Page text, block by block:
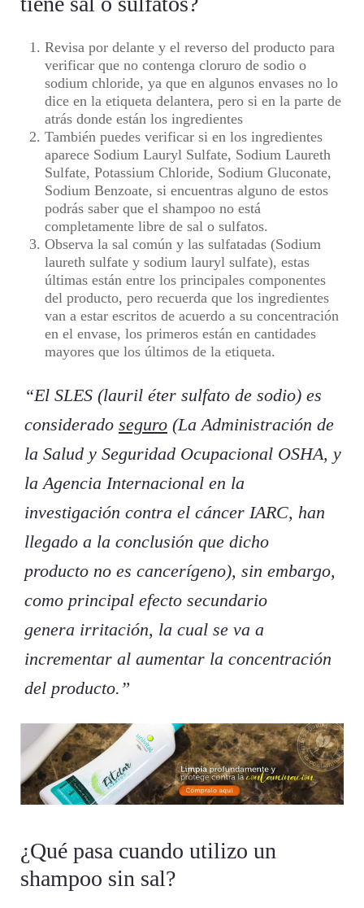
Revisa por delante y el reverso del producto para
verificar que no contenga cloruro de sodio o
sodium chloride, ya que en algunos envases no lo
dice en la etiqueta delantera, pero si en la parte de
atrás donde están los ingredientes
También puedes verificar si en los ingredientes
aparece Sodium Lauryl Sulfate, Sodium Laureth
Sulfate, Potassium Chloride, Sodium Gluconate,
Sodium Benzoate, si encuentras alguno de estos
podrás saber que el shampoo no está
completamente libre de sal o sulfatos.
Observa la sal común y las sulfatadas (Sodium
laureth sulfate y sodium lauryl sulfate), estas
últimas están entre los principales componentes
del producto, pero recuerda que los ingredientes
van a estar escritos de acuerdo a su concentración
en el envase, los primeros están en cantidades
mayores que los últimos de la etiqueta.
“El SLES (lauril éter sulfato de sodio) es
considerado seguro (La Administración de
la Salud y Seguridad Ocupacional OSHA, y
la Agencia Internacional en la
investigación contra el cáncer IARC, han
llegado a la conclusión que dicho
producto no es cancerígeno), sin embargo,
como principal efecto secundario
genera irritación, la cual se va a
incrementar al aumentar la concentración
del producto.”
¿Qué pasa cuando utilizo un
shampoo sin sal?